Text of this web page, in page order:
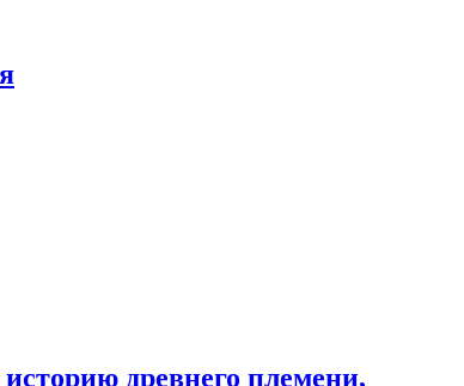
древнего племени,